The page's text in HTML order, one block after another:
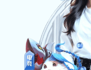
消防水炮安装
消防水炮报价